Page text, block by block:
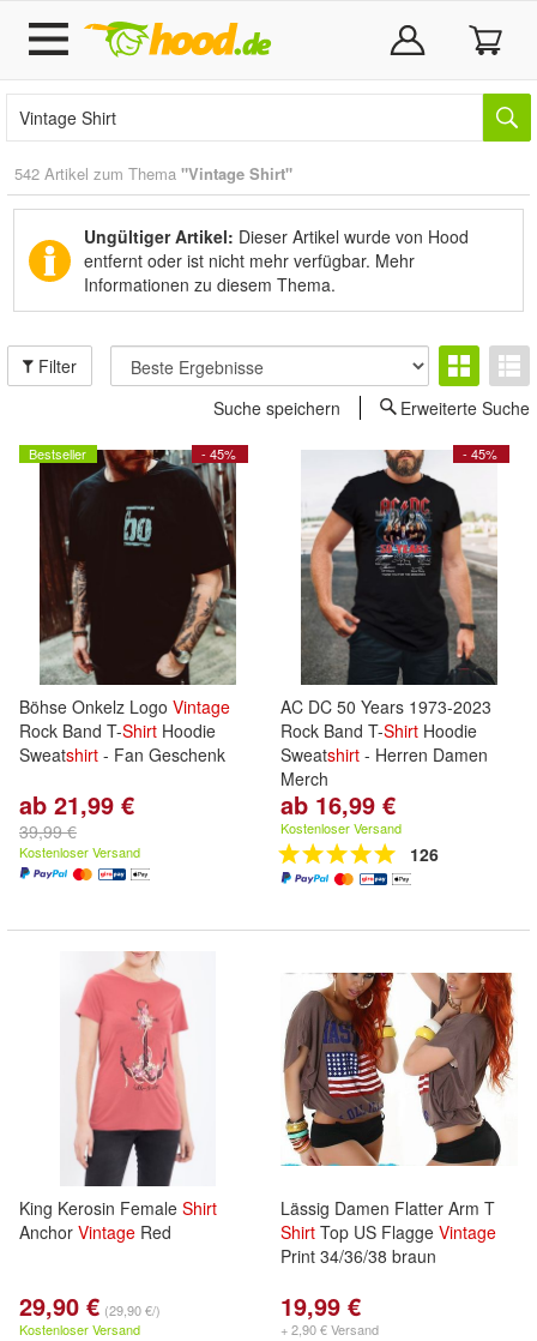
542 Artikel zum Thema "Vintage Shirt"
Ungültiger Artikel: Dieser Artikel wurde von Hood
entfernt oder ist nicht mehr verfügbar. Mehr
Informationen zu diesem Thema.
Filter
Suche speichern
Erweiterte Suche
- 45%
Bestseller
Böhse Onkelz Logo Vintage
Rock Band T-Shirt Hoodie
Sweatshirt - Fan Geschenk
ab 21,99 €
39,99 €
Kostenloser Versand
- 45%
AC DC 50 Years 1973-2023
Rock Band T-Shirt Hoodie
Sweatshirt - Herren Damen
Merch
ab 16,99 €
Kostenloser Versand
126
King Kerosin Female Shirt
Anchor Vintage Red
29,90 € (29,90 €/)
Kostenloser Versand
Lässig Damen Flatter Arm T
Shirt Top US Flagge Vintage
Print 34/36/38 braun
19,99 €
+ 2,90 € Versand